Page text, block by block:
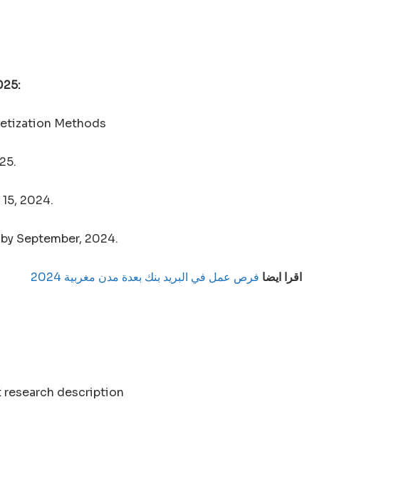
Methods
2024.
September, 2024.
اقرا ايضا فرص عمل في البريد بنك بعدة مدن مغربية 2024
description